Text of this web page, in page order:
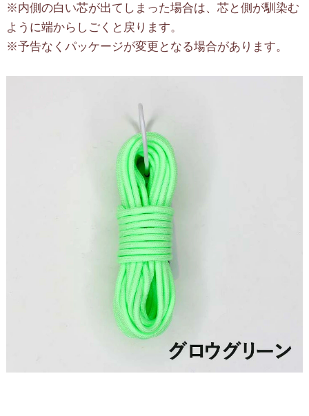
※内側の白い芯が出てしまった場合は、芯と側が馴染む
ように端からしごくと戻ります。
※予告なくパッケージが変更となる場合があります。